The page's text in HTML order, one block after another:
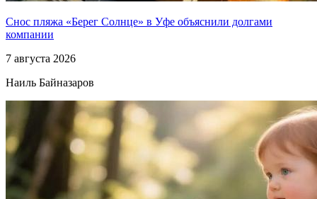
Снос пляжа «Берег Солнце» в Уфе объяснили долгами
компании
7 августа 2026
Наиль Байназаров